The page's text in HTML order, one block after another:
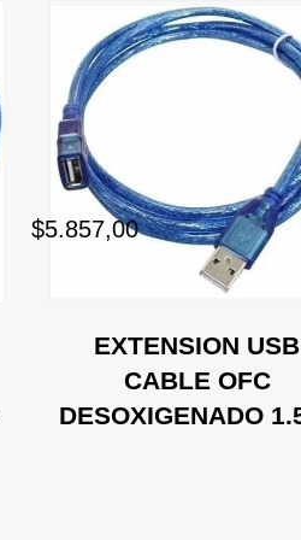
EXTENSION USB
CABLE OFC
DESOXIGENADO
$5.857,00